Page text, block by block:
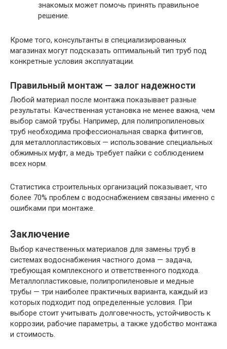
знакомых может помочь принять правильное
решение.
Кроме того, консультанты в специализированных
магазинах могут подсказать оптимальный тип труб под
конкретные условия эксплуатации.
Правильный монтаж — залог надежности
Любой материал после монтажа показывает разные
результаты. Качественная установка не менее важна, чем
выбор самой трубы. Например, для полипропиленовых
труб необходима профессиональная сварка фитингов,
для металлопластиковых — использование специальных
обжимных муфт, а медь требует пайки с соблюдением
всех норм.
Статистика строительных организаций показывает, что
более 70% проблем с водоснабжением связаны именно с
ошибками при монтаже.
Заключение
Выбор качественных материалов для замены труб в
системах водоснабжения частного дома — задача,
требующая комплексного и ответственного подхода.
Металлопластиковые, полипропиленовые и медные
трубы — три наиболее практичных варианта, каждый из
которых подходит под определенные условия. При
выборе стоит учитывать долговечность, устойчивость к
коррозии, рабочие параметры, а также удобство монтажа
и стоимость.